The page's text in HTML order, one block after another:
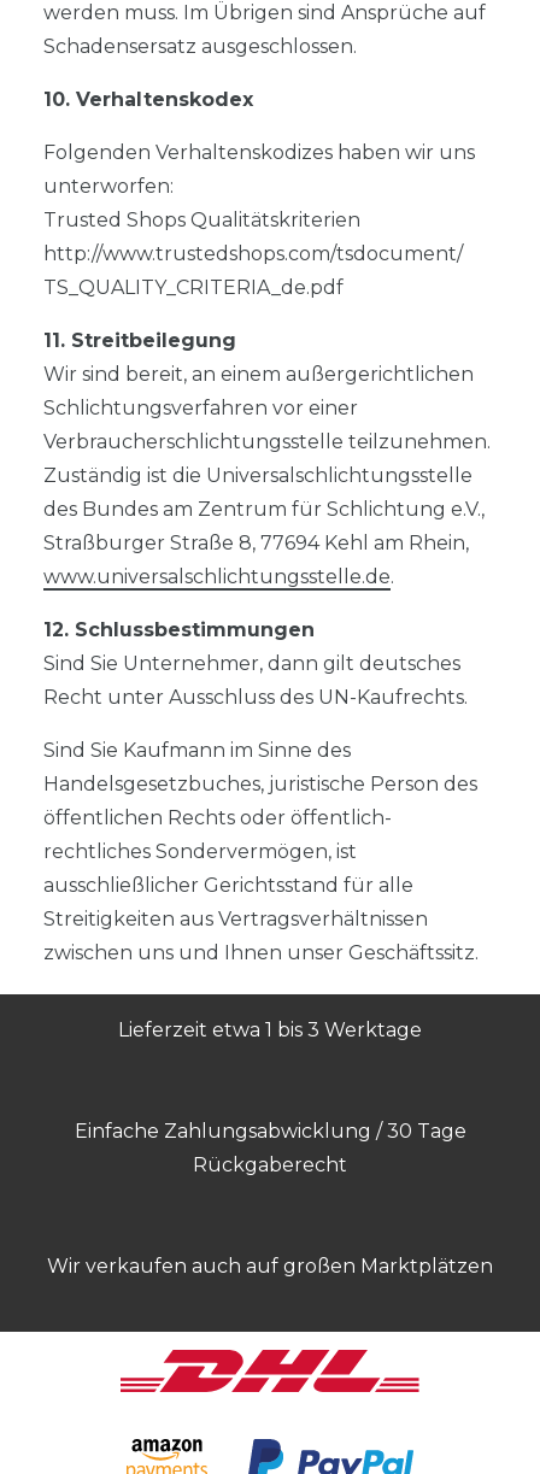
werden muss. Im Übrigen sind Ansprüche auf
Schadensersatz ausgeschlossen.
10. Verhaltenskodex
Folgenden Verhaltenskodizes haben wir uns
unterworfen:
Trusted Shops Qualitätskriterien
http://www.trustedshops.com/tsdocument/
TS_QUALITY_CRITERIA_de.pdf
11. Streitbeilegung
Wir sind bereit, an einem außergerichtlichen
Schlichtungsverfahren vor einer
Verbraucherschlichtungsstelle teilzunehmen.
Zuständig ist die Universalschlichtungsstelle
des Bundes am Zentrum für Schlichtung e.V.,
Straßburger Straße 8, 77694 Kehl am Rhein,
www.universalschlichtungsstelle.de.
12. Schlussbestimmungen
Sind Sie Unternehmer, dann gilt deutsches
Recht unter Ausschluss des UN-Kaufrechts.
Sind Sie Kaufmann im Sinne des
Handelsgesetzbuches, juristische Person des
öffentlichen Rechts oder öffentlich-
rechtliches Sondervermögen, ist
ausschließlicher Gerichtsstand für alle
Streitigkeiten aus Vertragsverhältnissen
zwischen uns und Ihnen unser Geschäftssitz.
Lieferzeit etwa 1 bis 3 Werktage
Einfache Zahlungsabwicklung / 30 Tage
Rückgaberecht
Wir verkaufen auch auf großen Marktplätzen